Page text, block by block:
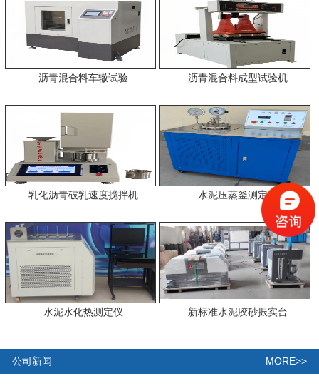
沥青混合料车辙试验 沥青混合料成型试验机
乳化沥青破乳速度搅拌机 水泥压蒸釜测定仪
水泥水化热测定仪 新标准水泥胶砂振实台
公司新闻 MORE>>